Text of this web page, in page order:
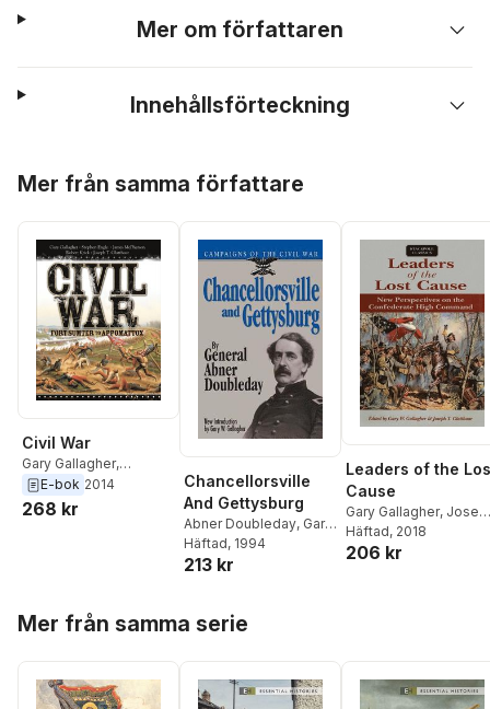
Mer om författaren
Innehållsförteckning
Mer från samma författare
Civil War
Gary Gallagher,
Stephen Engle
Krick, Joseph T.
E-bok 2014
268 kr
Chancellorsville
And Gettysburg
Abner Doubleday, Gary
Gallagher
Häftad, 1994
213 kr
Leaders of the
Cause
Gary Gallagher,
Glatthaar,Gary W.
Gallagher
Häftad, 2018
206 kr
Mer från samma serie